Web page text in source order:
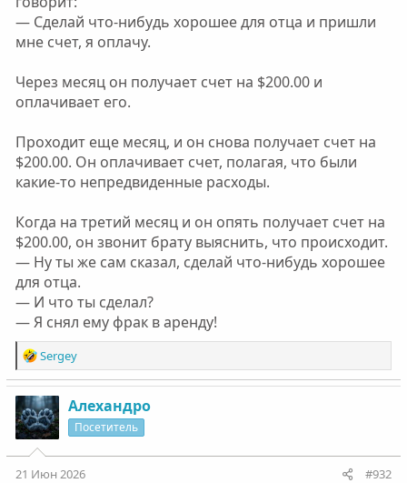
— Сделай что-нибудь хорошее для отца и пришли
мне счет, я оплачу.
Через месяц он получает счет на $200.00 и
оплачивает его.
Проходит еще месяц, и он снова получает счет на
$200.00. Он оплачивает счет, полагая, что были
какие-то непредвиденные расходы.
Когда на третий месяц и он опять получает счет на
$200.00, он звонит брату выяснить, что происходит.
— Ну ты же сам сказал, сделай что-нибудь хорошее
для отца.
— И что ты сделал?
— Я снял ему фрак в аренду!
Р
е
а
к
ц
и
и
:
Sergey
Алехандро
Посетитель
21 Июн 2026 #932